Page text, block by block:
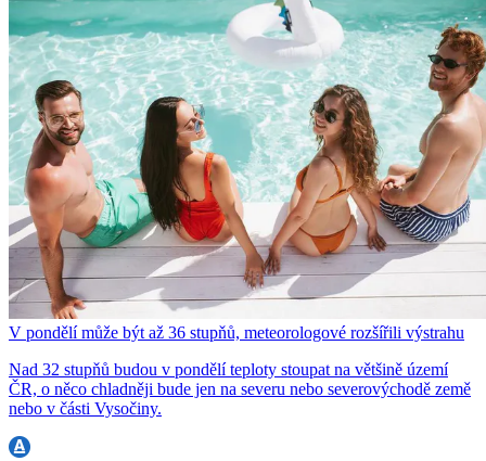
V pondělí může být až 36 stupňů, meteorologové rozšířili výstrahu
Nad 32 stupňů budou v pondělí teploty stoupat na většině území
ČR, o něco chladněji bude jen na severu nebo severovýchodě země
nebo v části Vysočiny.